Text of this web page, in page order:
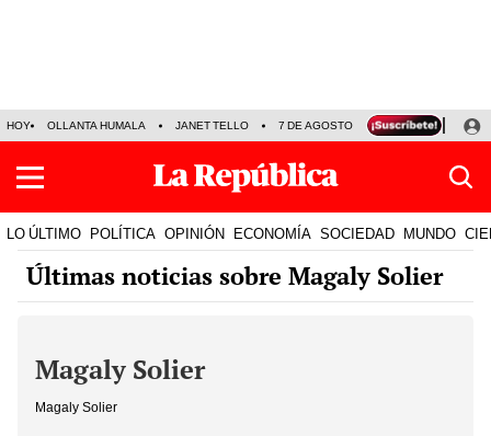
HOY OLLANTA HUMALA JANET TELLO 7 DE AGOSTO TINKA RESULTADOS
LO ÚLTIMO POLÍTICA OPINIÓN ECONOMÍA SOCIEDAD MUNDO
Últimas noticias sobre Magaly Solier
Magaly Solier
Magaly Solier